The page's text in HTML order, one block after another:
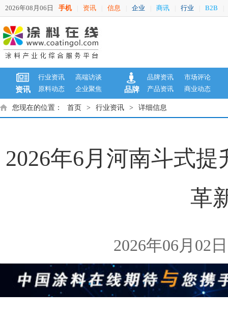
2026年08月06日 手机 资讯 信息 企业 商讯 行业 B2B
资讯
行业资讯
高端访谈
原料动态
企业聚焦 品牌
品牌资讯
市场评论
产品资讯
商业动态
您现在的位置： 首页 > 行业资讯 > 详细信息
2026年6月河南斗式
革
2026年06月